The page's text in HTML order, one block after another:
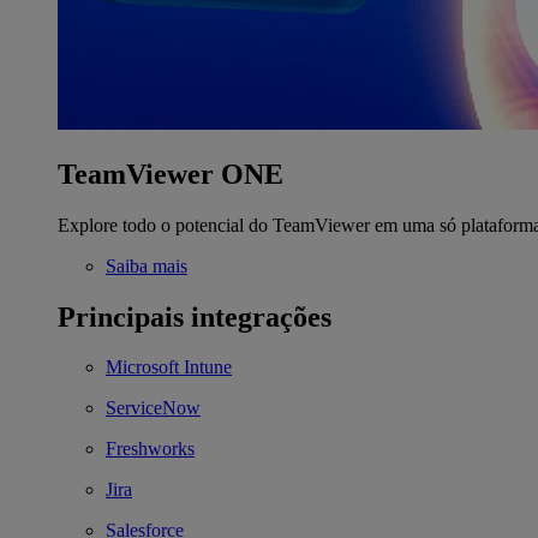
TeamViewer ONE
Explore todo o potencial do TeamViewer em uma só
Saiba mais
Principais integrações
Microsoft Intune
ServiceNow
Freshworks
Jira
Salesforce